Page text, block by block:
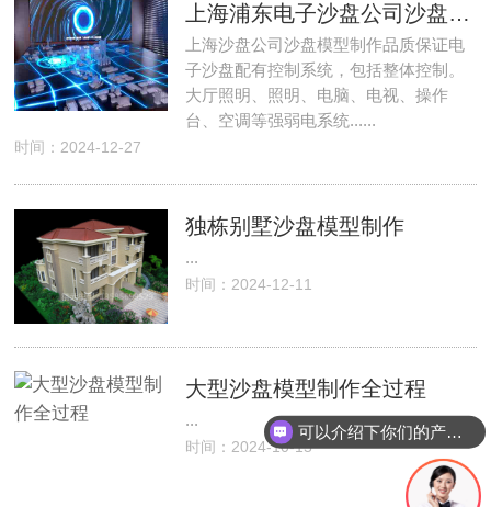
上海浦东电子沙盘公司沙盘模型制作品质保证
上海沙盘公司沙盘模型制作品质保证电
子沙盘配有控制系统，包括整体控制。
大厅照明、照明、电脑、电视、操作
台、空调等强弱电系统......
时间：2024-12-27
独栋别墅沙盘模型制作
...
时间：2024-12-11
大型沙盘模型制作全过程
...
时间：2024-10-15
可以介绍下你们的产品么